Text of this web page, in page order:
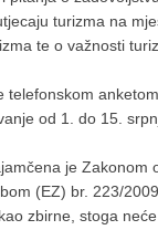
turizma na
te o važnosti
telefonskom
od 1. do 15.
je Zakonom
(EZ) br. 223/
zbirne, stoga